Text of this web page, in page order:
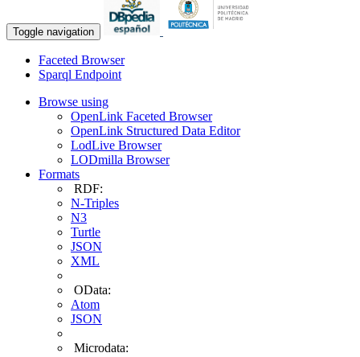
Toggle navigation
Faceted Browser
Sparql Endpoint
Browse using
OpenLink Faceted Browser
OpenLink Structured Data Editor
LodLive Browser
LODmilla Browser
Formats
RDF:
N-Triples
N3
Turtle
JSON
XML
OData:
Atom
JSON
Microdata: